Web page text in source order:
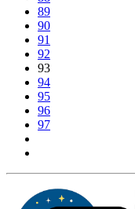
89
90
91
92
93
94
95
96
97